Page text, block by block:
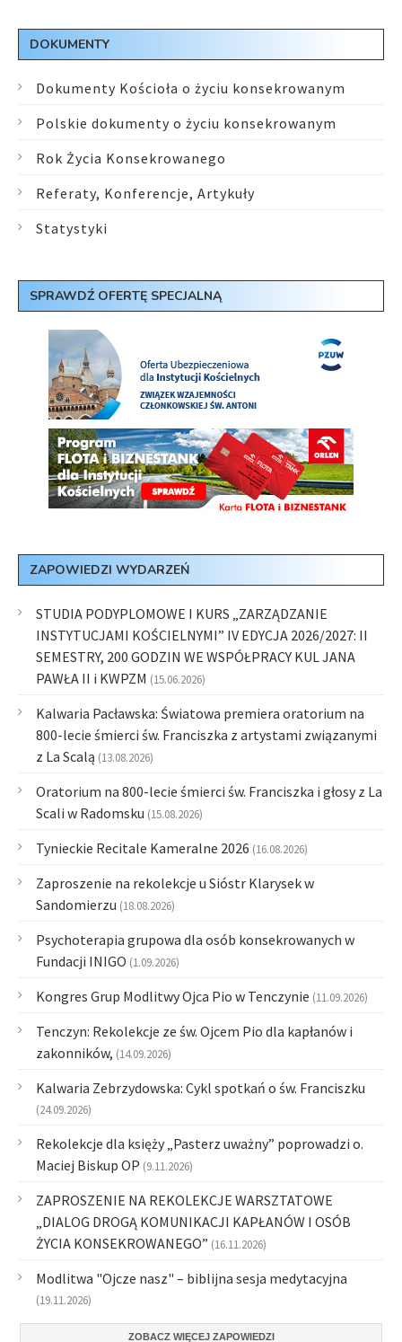
DOKUMENTY
Dokumenty Kościoła o życiu konsekrowanym
Polskie dokumenty o życiu konsekrowanym
Rok Życia Konsekrowanego
Referaty, Konferencje, Artykuły
Statystyki
SPRAWDŹ OFERTĘ SPECJALNĄ
ZAPOWIEDZI WYDARZEŃ
STUDIA PODYPLOMOWE I KURS „ZARZĄDZANIE
INSTYTUCJAMI KOŚCIELNYMI” IV EDYCJA 2026/2027: II
SEMESTRY, 200 GODZIN WE WSPÓŁPRACY KUL JANA
PAWŁA II i KWPZM (15.06.2026)
Kalwaria Pacławska: Światowa premiera oratorium na
800-lecie śmierci św. Franciszka z artystami związanymi
z La Scalą (13.08.2026)
Oratorium na 800-lecie śmierci św. Franciszka i głosy z La
Scali w Radomsku (15.08.2026)
Tynieckie Recitale Kameralne 2026 (16.08.2026)
Zaproszenie na rekolekcje u Sióstr Klarysek w
Sandomierzu (18.08.2026)
Psychoterapia grupowa dla osób konsekrowanych w
Fundacji INIGO (1.09.2026)
Kongres Grup Modlitwy Ojca Pio w Tenczynie (11.09.2026)
Tenczyn: Rekolekcje ze św. Ojcem Pio dla kapłanów i
zakonników, (14.09.2026)
Kalwaria Zebrzydowska: Cykl spotkań o św. Franciszku
(24.09.2026)
Rekolekcje dla księży „Pasterz uważny” poprowadzi o.
Maciej Biskup OP (9.11.2026)
ZAPROSZENIE NA REKOLEKCJE WARSZTATOWE
„DIALOG DROGĄ KOMUNIKACJI KAPŁANÓW I OSÓB
ŻYCIA KONSEKROWANEGO” (16.11.2026)
Modlitwa "Ojcze nasz" – biblijna sesja medytacyjna
(19.11.2026)
ZOBACZ WIĘCEJ ZAPOWIEDZI